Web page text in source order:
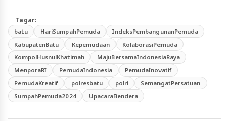
Tagar:
batu HariSumpahPemuda
IndeksPembangunanPemuda
KabupatenBatu
Kepemudaan
KolaborasiPemuda
KompolHusnulKhatimah
MajuBersamaIndonesiaRaya
MenporaRI
PemudaIndonesia
PemudaInovatif
PemudaKreatif
polresbatu polri
SemangatPersatuan
SumpahPemuda2024
UpacaraBendera